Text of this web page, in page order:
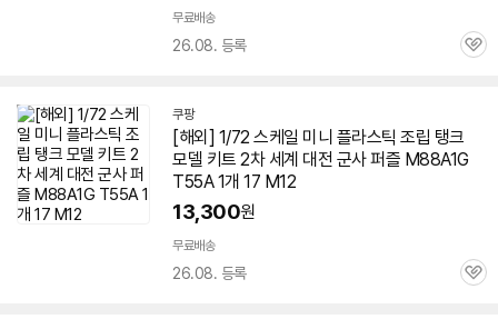
무료배송
26.08. 등록
관
쿠팡
[해외] 1/72 스케일 미니 플라스틱 조립 탱크
모델 키트 2차 세계 대전 군사 퍼즐 M88A1G
T55A 1개 17 M12
13,300원
무료배송
26.08. 등록
관